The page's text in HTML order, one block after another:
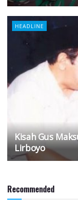
HEADLINE
Kisah Gus
Lirboyo
Recommended